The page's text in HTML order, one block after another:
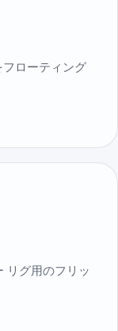
ローティング
リグ用のフリッ